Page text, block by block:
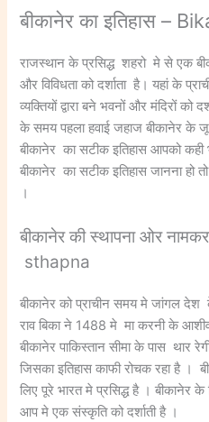
बीकानेर का इतिहास –
राजस्थान के प्रसिद्ध शहरो मे से एक
और विविधता को दर्शाता है। यहां के
व्यक्तियों द्वारा बने भवनों और मंदिरों को
के समय पहला हवाई जहाज बीकानेर के
बीकानेर का सटीक इतिहास आपको
बीकानेर का सटीक इतिहास जानना हो
।
बीकानेर की स्थापना ओर
sthapna
बीकानेर को प्राचीन समय मे जांगल
राव बिका ने 1488 मे मा करनी के
बीकानेर पाकिस्तान सीमा के पास थार
जिसका इतिहास काफी रोचक रहा है ।
लिए पूरे भारत मे प्रसिद्ध है । बीकानेर के
आप मे एक संस्कृति को दर्शाती है ।